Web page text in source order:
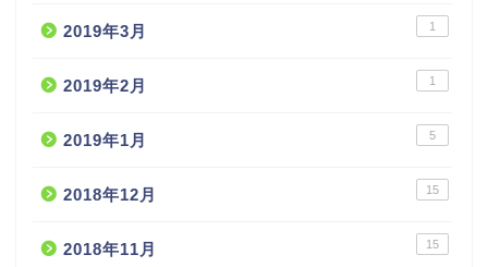
2019年3月 1
2019年2月 1
2019年1月 5
2018年12月 15
2018年11月 15